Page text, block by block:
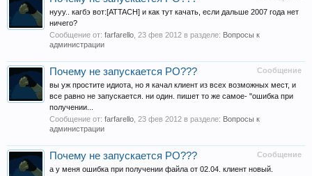
нууу.. кагбэ вот:[ATTACH] и как тут качать, если дальше 2007 года нет
ничего?
Сообщение от: farfarello 23 фев 2012 в разделе: Вопросы к
администрации
Сообщение
Почему не запускается РО???
вы уж простите идиота, но я качал клиент из всех возможных мест, и
все равно не запускается. ни один. пишет то же самое- "ошибка при
получении...
Сообщение от: farfarello 23 фев 2012 в разделе: Вопросы к
администрации
Сообщение
Почему не запускается РО???
а у меня ошибка при получении файла от 02.04. клиент новый.